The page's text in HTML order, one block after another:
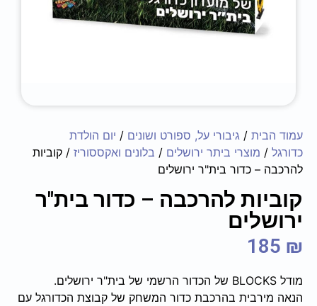
עמוד הבית / גיבורי על, ספורט ושונים / יום הולדת
כדורגל / מוצרי ביתר ירושלים / בלונים ואקססוריז / קוביות
להרכבה – כדור בית"ר ירושלים
קוביות להרכבה – כדור בית"ר
ירושלים
185 ₪
מודל BLOCKS של הכדור הרשמי של בית"ר ירושלים.
הנאה מירבית בהרכבת כדור המשחק של קבוצת הכדורגל עם